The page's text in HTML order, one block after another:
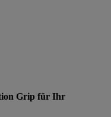
Grip für Ihr